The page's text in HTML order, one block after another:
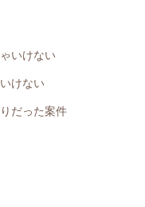
いけない
けない
だった案件